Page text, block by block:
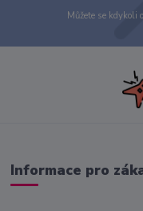
Můžete se
Informace pro